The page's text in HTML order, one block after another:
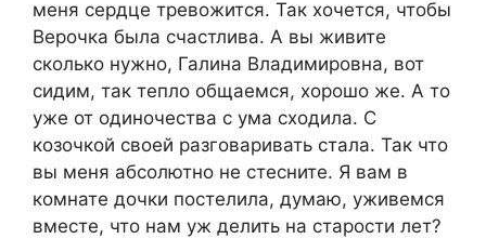
меня сердце тревожится. Так хочется, чтобы
Верочка была счастлива. А вы живите
сколько нужно, Галина Владимировна, вот
сидим, так тепло общаемся, хорошо же. А то
уже от одиночества с ума сходила. С
козочкой своей разговаривать стала. Так что
вы меня абсолютно не стесните. Я вам в
комнате дочки постелила, думаю, уживемся
вместе, что нам уж делить на старости лет?